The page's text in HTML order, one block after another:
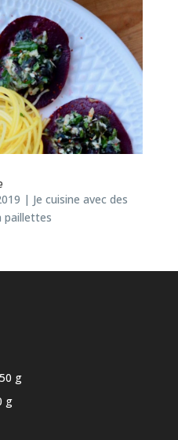
| Je cuisine avec des
paillettes
g
g